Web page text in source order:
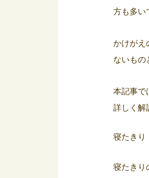
方も多い
かけがえ
ないもの
本記事で
詳しく解
寝たきり
寝たきり